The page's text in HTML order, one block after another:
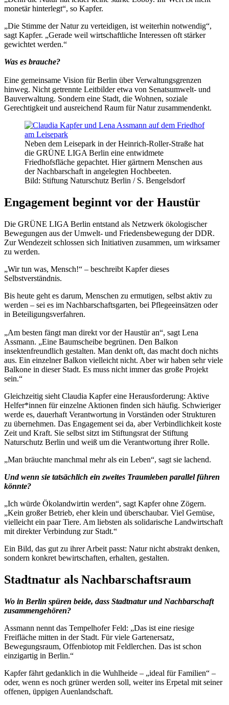
monetär hinterlegt“, so Kapfer.
„Die Stimme der Natur zu verteidigen, ist weiterhin notwendig“,
sagt Kapfer. „Gerade weil wirtschaftliche Interessen oft stärker
gewichtet werden.“
Was es brauche?
Eine gemeinsame Vision für Berlin über Verwaltungsgrenzen
hinweg. Nicht getrennte Leitbilder etwa von Senatsumwelt- und
Bauverwaltung. Sondern eine Stadt, die Wohnen, soziale
Gerechtigkeit und ausreichend Raum für Natur zusammendenkt.
Neben dem Leisepark in der Heinrich-Roller-Straße hat
die GRÜNE LIGA Berlin eine entwidmete
Friedhofsfläche gepachtet. Hier gärtnern Menschen aus
der Nachbarschaft in angelegten Hochbeeten.
Bild: Stiftung Naturschutz Berlin / S. Bengelsdorf
Engagement beginnt vor der Haustür
Die GRÜNE LIGA Berlin entstand als Netzwerk ökologischer
Bewegungen aus der Umwelt- und Friedensbewegung der DDR.
Zur Wendezeit schlossen sich Initiativen zusammen, um wirksamer
zu werden.
„Wir tun was, Mensch!“ – beschreibt Kapfer dieses
Selbstverständnis.
Bis heute geht es darum, Menschen zu ermutigen, selbst aktiv zu
werden – sei es im Nachbarschaftsgarten, bei Pflegeeinsätzen oder
in Beteiligungsverfahren.
„Am besten fängt man direkt vor der Haustür an“, sagt Lena
Assmann. „Eine Baumscheibe begrünen. Den Balkon
insektenfreundlich gestalten. Man denkt oft, das macht doch nichts
aus. Ein einzelner Balkon vielleicht nicht. Aber wir haben sehr viele
Balkone in dieser Stadt. Es muss nicht immer das große Projekt
sein.“
Gleichzeitig sieht Claudia Kapfer eine Herausforderung: Aktive
Helfer*innen für einzelne Aktionen finden sich häufig. Schwieriger
werde es, dauerhaft Verantwortung in Vorständen oder Strukturen
zu übernehmen. Das Engagement sei da, aber Verbindlichkeit koste
Zeit und Kraft. Sie selbst sitzt im Stiftungsrat der Stiftung
Naturschutz Berlin und weiß um die Verantwortung ihrer Rolle.
„Man bräuchte manchmal mehr als ein Leben“, sagt sie lachend.
Und wenn sie tatsächlich ein zweites Traumleben parallel führen
könnte?
„Ich würde Ökolandwirtin werden“, sagt Kapfer ohne Zögern.
„Kein großer Betrieb, eher klein und überschaubar. Viel Gemüse,
vielleicht ein paar Tiere. Am liebsten als solidarische Landwirtschaft
mit direkter Verbindung zur Stadt.“
Ein Bild, das gut zu ihrer Arbeit passt: Natur nicht abstrakt denken,
sondern konkret bewirtschaften, erhalten, gestalten.
Stadtnatur als Nachbarschaftsraum
Wo in Berlin spüren beide, dass Stadtnatur und Nachbarschaft
zusammengehören?
Assmann nennt das Tempelhofer Feld: „Das ist eine riesige
Freifläche mitten in der Stadt. Für viele Gartenersatz,
Bewegungsraum, Offenbiotop mit Feldlerchen. Das ist schon
einzigartig in Berlin.“
Kapfer fährt gedanklich in die Wuhlheide – „ideal für Familien“ –
oder, wenn es noch grüner werden soll, weiter ins Erpetal mit seiner
offenen, üppigen Auenlandschaft.